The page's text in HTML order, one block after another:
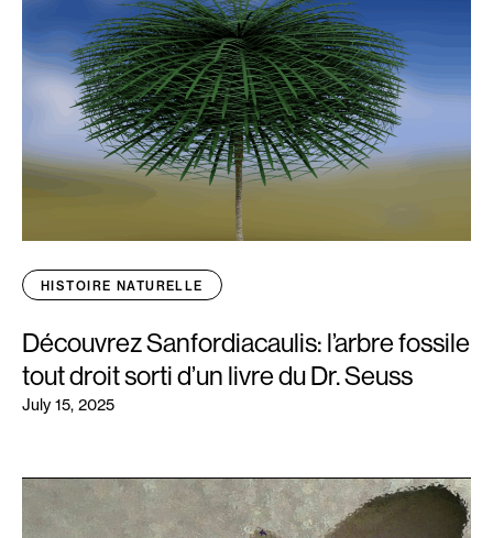
HISTOIRE NATURELLE
Découvrez Sanfordiacaulis: l’arbre fossile
tout droit sorti d’un livre du Dr. Seuss
July 15, 2025